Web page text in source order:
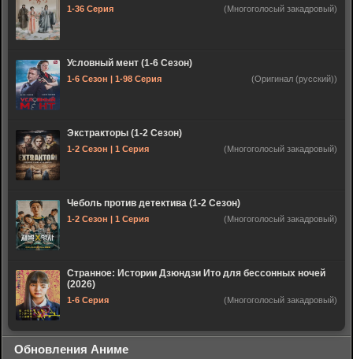
1-36 Серия (Многоголосый закадровый)
Условный мент (1-6 Сезон)
1-6 Сезон | 1-98 Серия (Оригинал (русский))
Экстракторы (1-2 Сезон)
1-2 Сезон | 1 Серия (Многоголосый закадровый)
Чеболь против детектива (1-2 Сезон)
1-2 Сезон | 1 Серия (Многоголосый закадровый)
Странное: Истории Дзюндзи Ито для бессонных ночей
(2026)
1-6 Серия (Многоголосый закадровый)
Обновления Аниме